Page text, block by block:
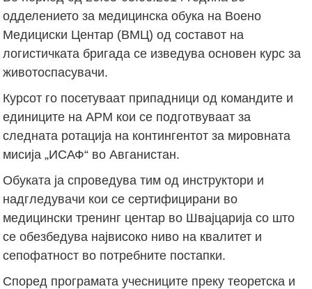
одделението за медицинска обука на Воено
Медициски Центар (ВМЦ) од составот на
логистичката бригада се изведува основен курс за
животоспасувачи.
Курсот го посетуваат припадници од командите и
единиците на АРМ кои се подготвуваат за
следната ротација на контингентот за мировната
мисија „ИСАФ“ во Авганистан.
Обуката ја спроведува тим од инструктори и
надгледувачи кои се сертифицирани во
медицински тренинг центар во Швајцарија со што
се обезбедува највисоко ниво на квалитет и
сепофатност во потребните постапки.
Според програмата учесниците преку теоретска и